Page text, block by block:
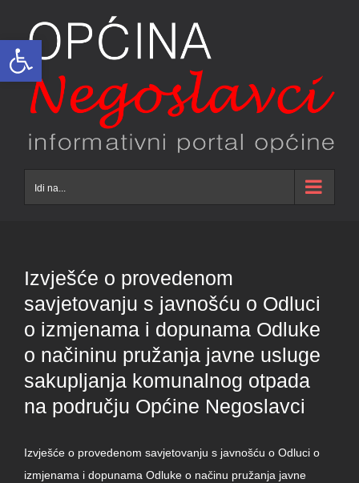
Open toolbar
content
Idi na...
Izvješće o provedenom
savjetovanju s javnošću o Odluci
o izmjenama i dopunama Odluke
o načininu pružanja javne usluge
sakupljanja komunalnog otpada
na području Općine Negoslavci
Izvješće o provedenom savjetovanju s javnošću o Odluci o
izmjenama i dopunama Odluke o načinu pružanja javne